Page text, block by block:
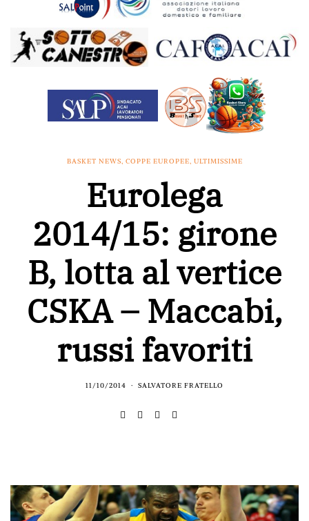
BASKET NEWS, COPPE EUROPEE, ULTIMISSIME
Eurolega
2014/15: girone
B, lotta al vertice
CSKA – Maccabi,
russi favoriti
11/10/2014 SALVATORE FRATELLO